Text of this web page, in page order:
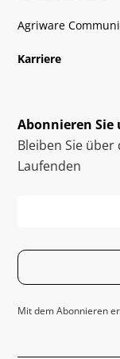
Agriware
Karriere
Abonnieren
Bleiben Sie
Laufenden
Mit dem Abonnieren